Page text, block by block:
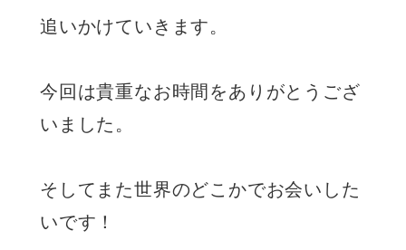
追いかけていきます。
今回は貴重なお時間をありがとうござ
いました。
そしてまた世界のどこかでお会いした
いです！